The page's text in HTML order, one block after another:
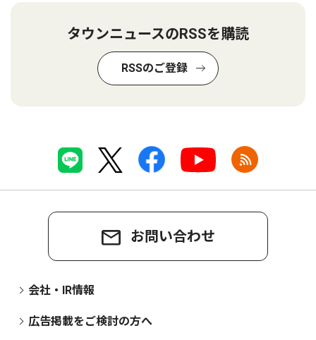
タウンニュースのRSSを購読
RSSのご登録
お問い合わせ
会社・IR情報
広告掲載をご検討の方へ